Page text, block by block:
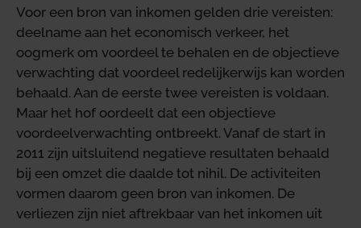
Voor een bron van inkomen gelden drie vereisten:
deelname aan het economisch verkeer, het
oogmerk om voordeel te behalen en de objectieve
verwachting dat voordeel redelijkerwijs kan worden
behaald. Aan de eerste twee vereisten is voldaan.
Maar het hof oordeelt dat een objectieve
voordeelverwachting ontbreekt. Vanaf de start in
2011 zijn uitsluitend negatieve resultaten behaald
bij een omzet die daalde tot nihil. De activiteiten
vormen daarom geen bron van inkomen. De
verliezen zijn niet aftrekbaar van het inkomen uit